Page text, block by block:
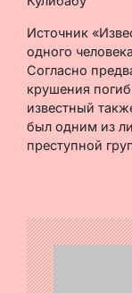
Источник
одного
Согласно
крушения
известный
был одним из
преступной